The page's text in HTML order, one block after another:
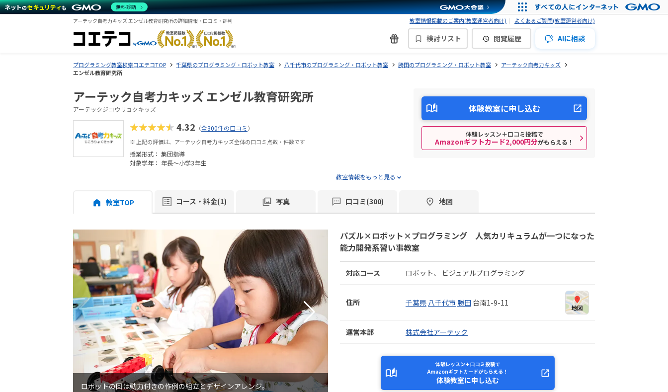
アーテック自考力キッズ エンゼル教育研究所の詳細情報・口コミ・評判 教室情報掲載のご案内(教室運営者向け) よくあるご質問(教室運営者向け)
検討リスト 閲覧履歴 AIに相談
プログラミング教室検索コエテコTOP 千葉県のプログラミング・ロボット教室 八千代市のプログラミング・ロボット教室 勝田のプログラミング・ロボット教室
アーテック自考力キッズ
エンゼル教育研究所
アーテック自考力キッズ エンゼル教育研究所
アーテックジコウリョクキッズ
★★★★★4.32 （全300件の口コミ）
※ 上記の評価は、アーテック自考力キッズ全体の口コミ点数・件数です
授業形式： 集団指導
対象学年： 年長～小学3年生
教室情報をもっと見る
体験教室に申し込む
体験レッスン＋口コミ投稿で
Amazonギフトカード2,000円分がもらえる！
教室TOP コース・料金(1) 写真 口コミ(300) 地図
ロボットの回は動力付きの作例の組立とデザインアレンジ。
パズル×ロボット×プログラミング 人気カリキュラムが一つになった
能力開発系習い事教室
対応コース ロボット ビジュアルプログラミング
住所 千葉県 八千代市 勝田 台南1-9-11
運営本部 株式会社アーテック
体験レッスン＋口コミ投稿で
Amazonギフトカードがもらえる！
体験教室に申し込む
無料診断